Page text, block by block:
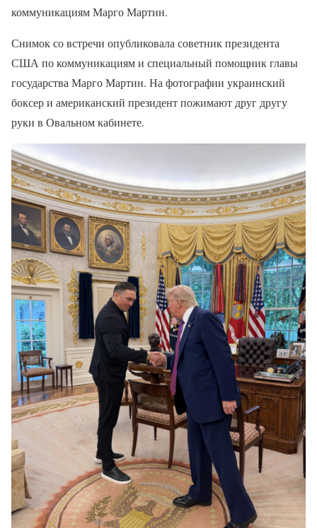
коммуникациям Марго Мартин.
Снимок со встречи опубликовала советник президента
США по коммуникациям и специальный помощник главы
государства Марго Мартин. На фотографии украинский
боксер и американский президент пожимают друг другу
руки в Овальном кабинете.